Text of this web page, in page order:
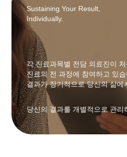
Sustaining Your Result,
Individually.
각 진료과목별 전담 의료진이
진료의 전 과정에 참여하고 있
결과가 장기적으로 당신의 삶에
당신의 결과를 개별적으로 관리